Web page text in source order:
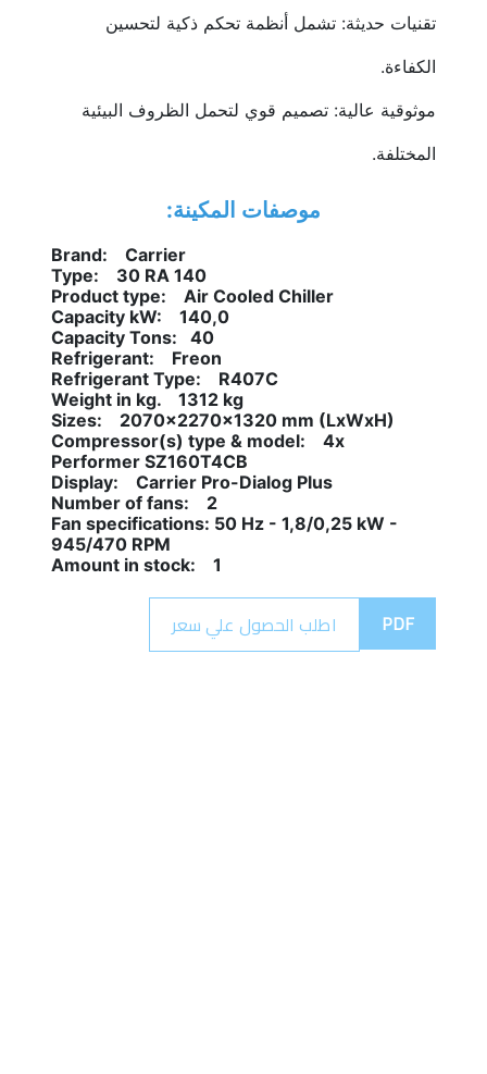
الكفاءة.
المختلفة.
موصفات المكينة:
Brand:    Carrier
Type:    30 RA 140
Product type:    Air Cooled Chiller
Capacity kW:    140,0
Capacity Tons:   40
Refrigerant:    Freon
Refrigerant Type:    R407C
Weight in kg.    1312 kg
Sizes:    2070x2270x1320 mm (LxWxH)
Compressor(s) type & model:    4x
Performer SZ160T4CB
Display:    Carrier Pro-Dialog Plus
Number of fans:    2
Fan specifications: 50 Hz - 1,8/0,25 kW -
945/470 RPM
Amount in stock:    1
PDF اطلب الحصول علي سعر